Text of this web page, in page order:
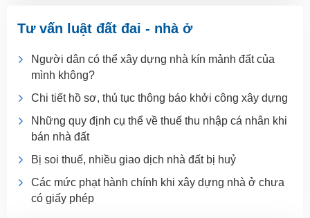
Tư vấn luật đất đai - nhà ở
Người dân có thể xây dựng nhà kín mảnh đất của
mình không?
Chi tiết hồ sơ, thủ tục thông báo khởi công xây dựng
Những quy định cụ thể về thuế thu nhập cá nhân khi
bán nhà đất
Bị soi thuế, nhiều giao dịch nhà đất bị huỷ
Các mức phạt hành chính khi xây dựng nhà ở chưa
có giấy phép